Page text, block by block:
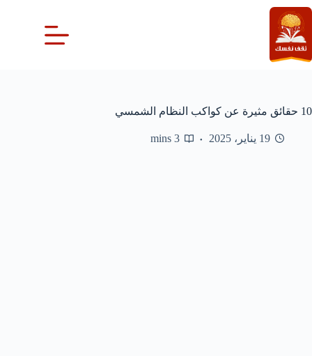
التجاوز
إلى
المحتوى
10 حقائق مثيرة عن كواكب النظام الشمسي
19 يناير، 2025 3 mins